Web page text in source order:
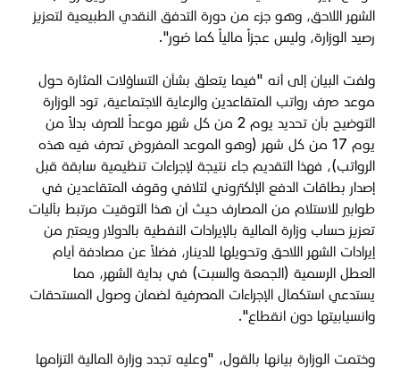
الشهر اللاحق، وهو جزء من دورة التدفق النقدي الطبيعية لتعزيز
رصيد الوزارة، وليس عجزاً مالياً كما صُور".
ولفت البيان إلى أنه "فيما يتعلق بشأن التساؤلات المثارة حول
موعد صرف رواتب المتقاعدين والرعاية الاجتماعية، تود الوزارة
التوضيح بأن تحديد يوم 2 من كل شهر موعداً للصرف بدلاً من
يوم 17 من كل شهر (وهو الموعد المفروض تصرف فيه هذه
الرواتب)، فهذا التقديم جاء نتيجة لإجراءات تنظيمية سابقة قبل
إصدار بطاقات الدفع الإلكتروني لتلافي وقوف المتقاعدين في
طوابير للاستلام من المصارف حيث ​أن هذا التوقيت مرتبط بآليات
تعزيز حساب وزارة المالية بالإيرادات النفطية بالدولار ويعتبر من
إيرادات الشهر اللاحق وتحويلها للدينار، فضلاً عن مصادفة أيام
العطل الرسمية (الجمعة والسبت) في بداية الشهر، مما
يستدعي استكمال الإجراءات المصرفية لضمان وصول المستحقات
وانسيابيتها دون انقطاع".
وختمت الوزارة بيانها بالقول، "وعليه تجدد وزارة المالية التزامها